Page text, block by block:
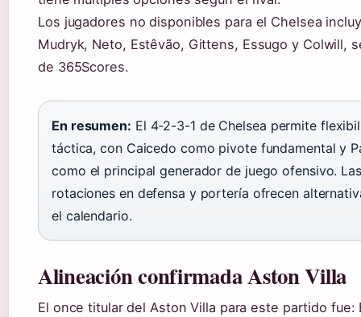
Los jugadores no disponibles para el Chelsea
Mudryk, Neto, Estêvão, Gittens, Essugo y Colwill,
de 365Scores.
En resumen: El 4-2-3-1 de Chelsea permite
táctica, con Caicedo como pivote fundamental y
como el principal generador de juego ofensivo. Las
rotaciones en defensa y portería ofrecen
el calendario.
Alineación confirmada Aston Villa
El once titular del Aston Villa para este partido fue: